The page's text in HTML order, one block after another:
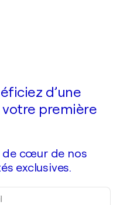
d’une
votre première
de cœur de nos
exclusives.